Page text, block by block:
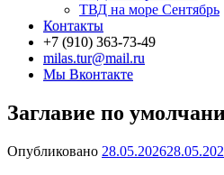
ТВД на море Сентябрь
Контакты
+7 (910) 363-73-49
milas.tur@mail.ru
Мы Вконтакте
Заглавие по
Опубликовано 28.05.2026